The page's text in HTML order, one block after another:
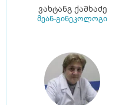
ვახტანგ ქამხაძე
მეან-გინეკოლოგი